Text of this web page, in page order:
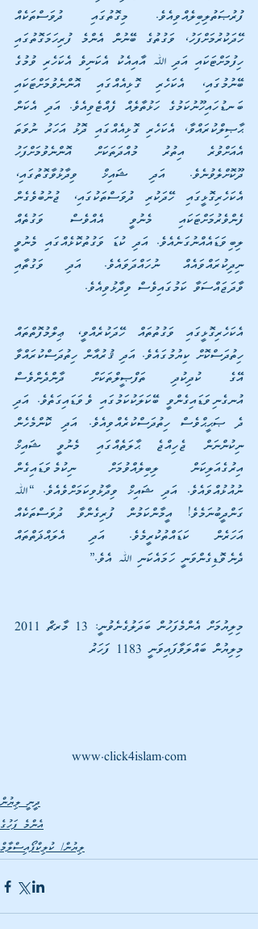
ބަނޑުހައިހޫނުކަމުގެ ހަޅުތާލެއް ފެއްޓެވިއެވެ. އަދި އެކަން
ޙާޞިލްކުރައްވާ، އެކަހެރި ގޮޅިއެއްގައި ދޮޅު އަހަރު ނުވަތަ
އެކަހެރިގޮޅީގައި ހޭދަކުރި ދުވަސްތަކުގައި، ޖުނުބުވެގެން
ލިބިވަޑައެއްނުގަނެއެވެ. އަދި ކުޑަ ވަގުތުކޮޅެއްގައި މެނުވީ
ވާދަޖައްސަވާ ކަމުގައިވެސް ވިދާޅުވިއެވެ.
ހިތުދަސްކޮށް ކިޔުމުގައެވެ. އަދި ޤުރުއާން ހިތުދަސްކުރައްވާ
އުނގެނިވަޑައިގެންވީ ބޭކަލަކުކަމުގައި ވެވަޑައިގަތެވެ. އަދި
ދެ ޞަޙީޙްވެސް ހިތުދަސްކުރެއްވިއެވެ. އަދި ކޮންމެހެން
އިރުގެއަލިކަން ލިބިލެއްވުމަށް ނިކުމެވަޑައިގެން
ދެނެވޮޑިގެންވަނީ ހަމައެކަނި ﷲ އެވެ.”
މިލިޔުމަށް އެންމެފަހުން ބަދަލުގެނެވުނީ: 13 މާރޗް 2011
މިލިޔުން ބައްލަވާފައިވަނީ 1183 ފަހަރު
www.click4islam.com
ދީނީ ލިޔުން
އެންމެ ފަހުގެ
ލިޔުން/ ކުލިކްފޯއިސްލާމް